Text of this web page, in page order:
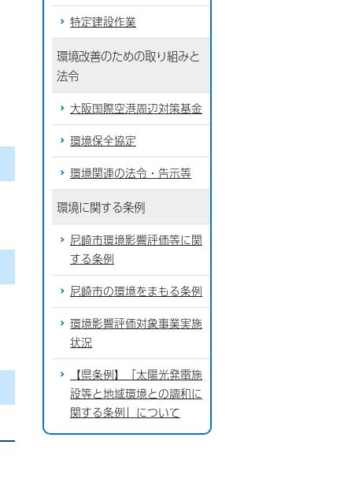
特定建設作業
環境改善のための取り組みと
法令
大阪国際空港周辺対策基金
環境保全協定
環境関連の法令・告示等
環境に関する条例
尼崎市環境影響評価等に関
する条例
尼崎市の環境をまもる条例
環境影響評価対象事業実施
状況
【県条例】「太陽光発電施
設等と地域環境との調和に
関する条例」について